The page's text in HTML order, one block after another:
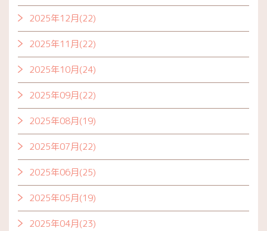
2025年12月(22)
2025年11月(22)
2025年10月(24)
2025年09月(22)
2025年08月(19)
2025年07月(22)
2025年06月(25)
2025年05月(19)
2025年04月(23)